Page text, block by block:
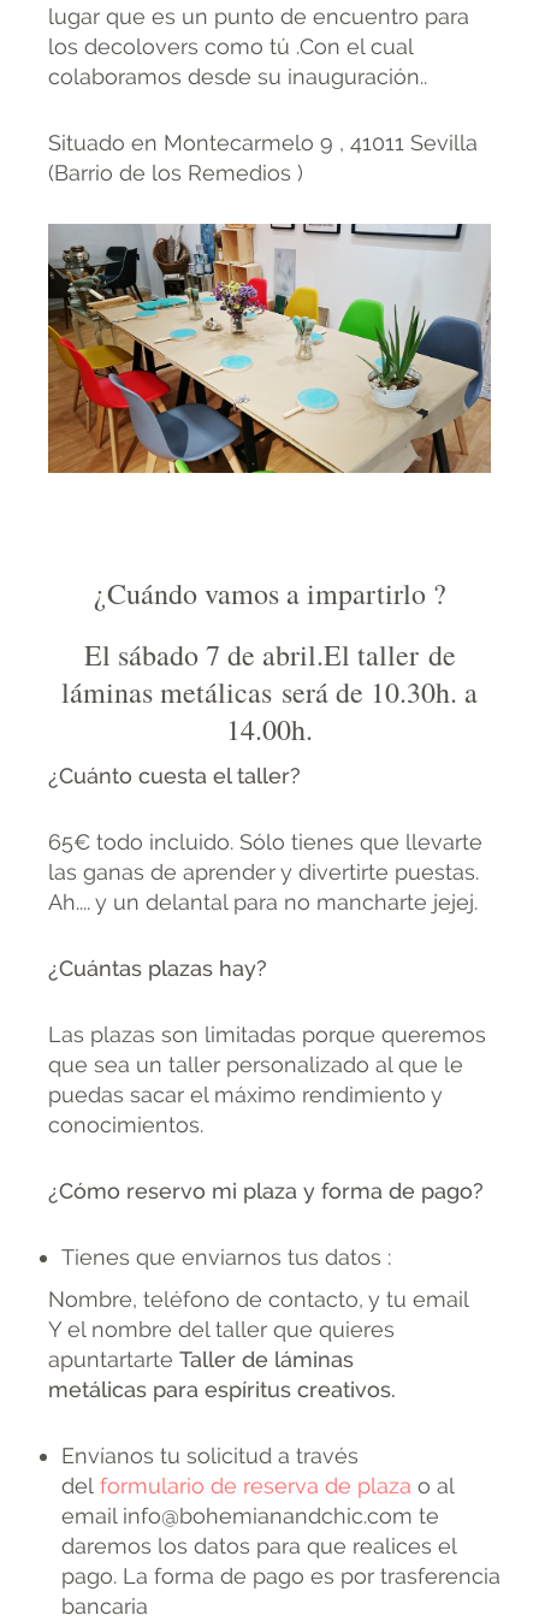
lugar que es un punto de encuentro para
los decolovers como tú .Con el cual
colaboramos desde su inauguración..
Situado en Montecarmelo 9 , 41011 Sevilla
(Barrio de los Remedios )
¿Cuándo vamos a impartirlo ?
El sábado 7 de abril.El taller de
láminas metálicas será de 10.30h. a
14.00h.
¿Cuánto cuesta el taller?
65€ todo incluido. Sólo tienes que llevarte
las ganas de aprender y divertirte puestas.
Ah.... y un delantal para no mancharte jejej.
¿Cuántas plazas hay?
Las plazas son limitadas porque queremos
que sea un taller personalizado al que le
puedas sacar el máximo rendimiento y
conocimientos.
¿Cómo reservo mi plaza y forma de pago?
Tienes que enviarnos tus datos :
Nombre, teléfono de contacto, y tu email
Y el nombre del taller que quieres
apuntartarte Taller de láminas
metálicas para espíritus creativos.
Envíanos tu solicitud a través
del formulario de reserva de plaza o al
email info@bohemianandchic.com te
daremos los datos para que realices el
pago. La forma de pago es por trasferencia
bancaria